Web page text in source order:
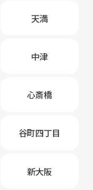
天満
中津
心斎橋
谷町四丁目
新大阪